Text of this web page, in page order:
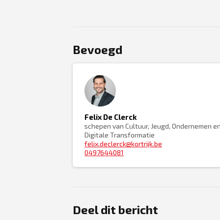
Bevoegd
Felix De Clerck
schepen van Cultuur, Jeugd, Ondernemen
Digitale Transformatie
felix.declerck@kortrijk.be
0497644081
Deel dit bericht